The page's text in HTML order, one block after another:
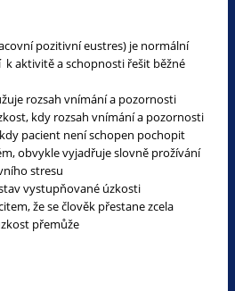
pozitivní eustres) je normální
aktivitě a schopnosti řešit běžné
rozsah vnímání a pozornosti
kdy rozsah vnímání a pozornosti
pacient není schopen pochopit
obvykle vyjadřuje slovně prožívání
stresu
vystupňované úzkosti
že se člověk přestane zcela
přemůže